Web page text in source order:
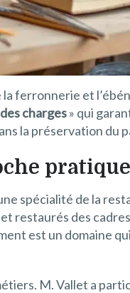
ferronnerie et
charges» qui
la préservation du
pratique
spécialité de la
restaurés des
est un domaine
M. Vallet a